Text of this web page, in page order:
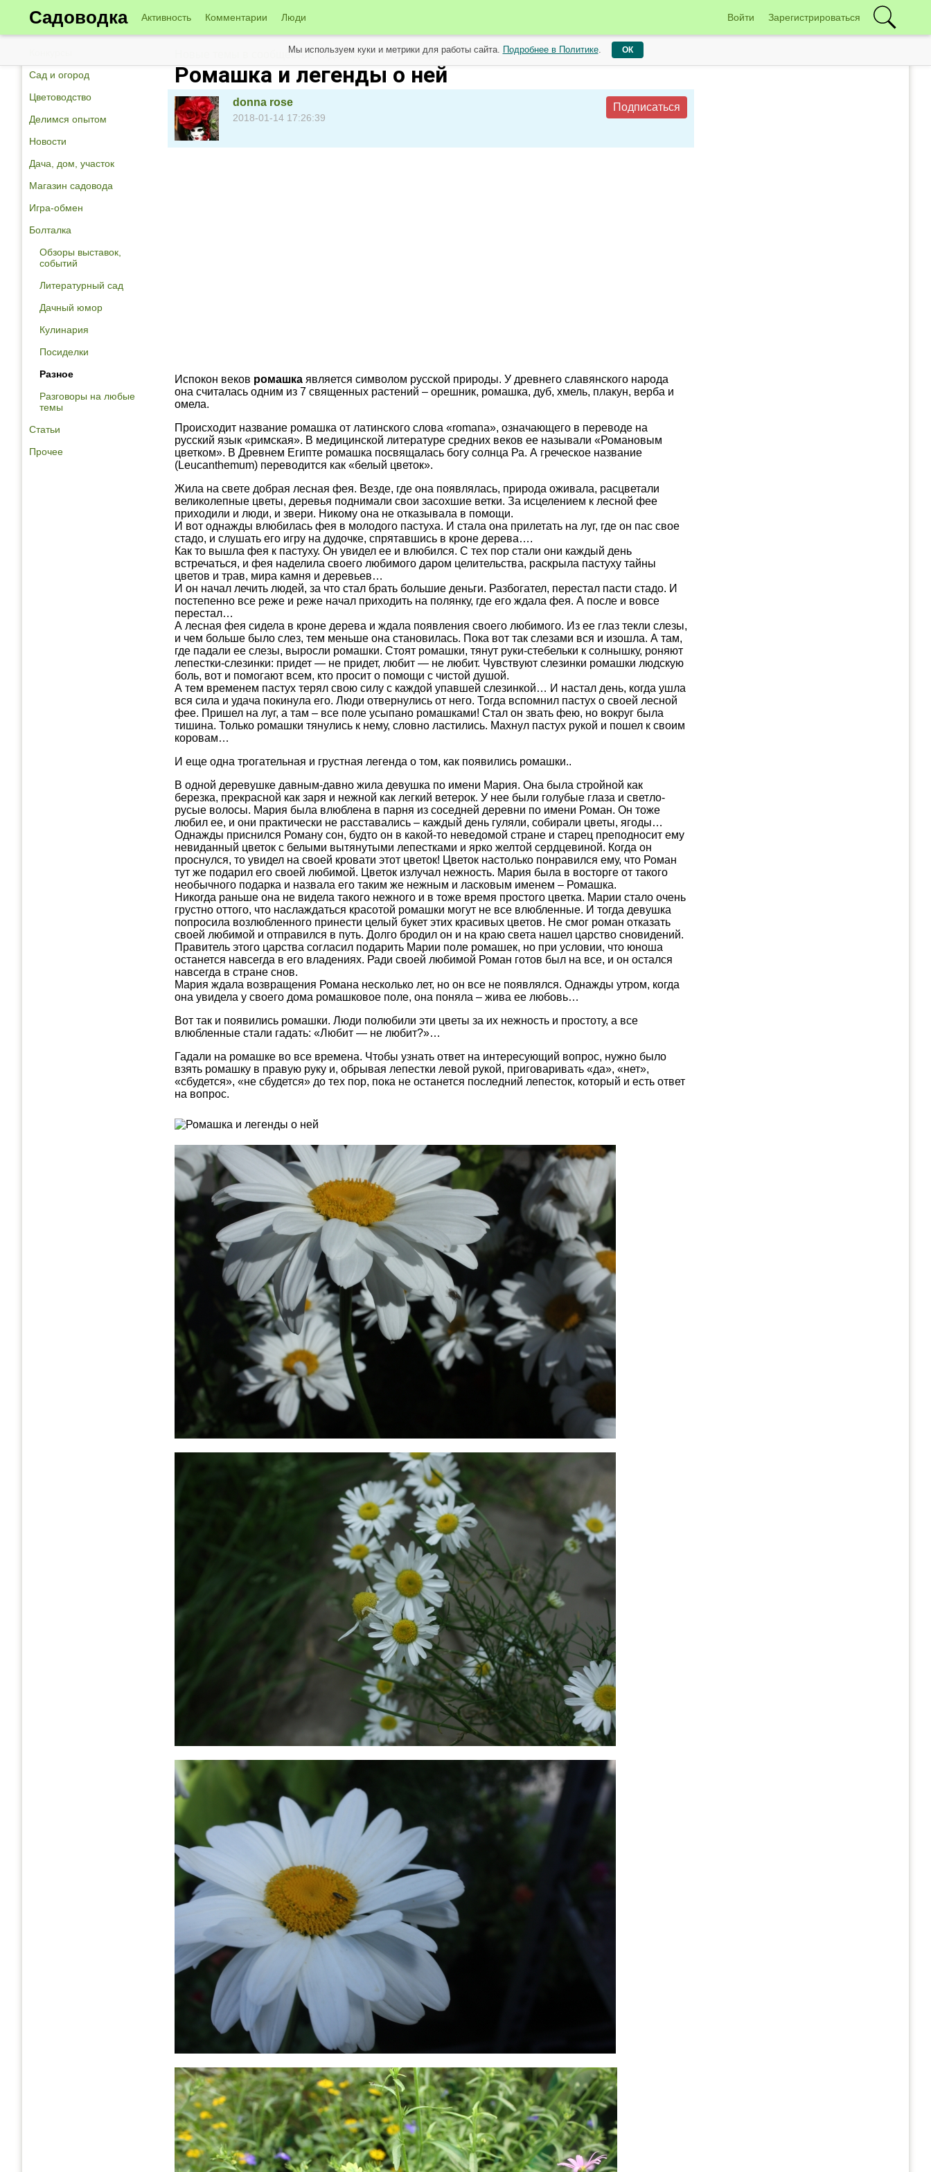
Садоводка Активность Комментарии Люди Войти Зарегистрироваться
Сад и огород
Цветоводство
Делимся опытом
Новости
Дача, дом, участок
Магазин садовода
Игра-обмен
Болталка
Обзоры выставок,
событий
Литературный сад
Дачный юмор
Кулинария
Посиделки
Разное
Разговоры на любые
темы
Статьи
Прочее
Новые темы в сообществе садоводов от 15 января
Ромашка и легенды о ней
donna rose
2018-01-14 17:26:39
Подписаться
Испокон веков ромашка является символом русской природы. У древнего славянского народа
она считалась одним из 7 священных растений – орешник, ромашка, дуб, хмель, плакун, верба и
омела.
Происходит название ромашка от латинского слова «romana», означающего в переводе на
русский язык «римская». В медицинской литературе средних веков ее называли «Романовым
цветком». В Древнем Египте ромашка посвящалась богу солнца Ра. А греческое название
(Leucanthemum) переводится как «белый цветок».
Жила на свете добрая лесная фея. Везде, где она появлялась, природа оживала, расцветали
великолепные цветы, деревья поднимали свои засохшие ветки. За исцелением к лесной фее
приходили и люди, и звери. Никому она не отказывала в помощи.
И вот однажды влюбилась фея в молодого пастуха. И стала она прилетать на луг, где он пас свое
стадо, и слушать его игру на дудочке, спрятавшись в кроне дерева….
Как то вышла фея к пастуху. Он увидел ее и влюбился. С тех пор стали они каждый день
встречаться, и фея наделила своего любимого даром целительства, раскрыла пастуху тайны
цветов и трав, мира камня и деревьев…
И он начал лечить людей, за что стал брать большие деньги. Разбогател, перестал пасти стадо. И
постепенно все реже и реже начал приходить на полянку, где его ждала фея. А после и вовсе
перестал…
А лесная фея сидела в кроне дерева и ждала появления своего любимого. Из ее глаз текли слезы,
и чем больше было слез, тем меньше она становилась. Пока вот так слезами вся и изошла. А там,
где падали ее слезы, выросли ромашки. Стоят ромашки, тянут руки-стебельки к солнышку, роняют
лепестки-слезинки: придет — не придет, любит — не любит. Чувствуют слезинки ромашки людскую
боль, вот и помогают всем, кто просит о помощи с чистой душой.
А тем временем пастух терял свою силу с каждой упавшей слезинкой… И настал день, когда ушла
вся сила и удача покинула его. Люди отвернулись от него. Тогда вспомнил пастух о своей лесной
фее. Пришел на луг, а там – все поле усыпано ромашками! Стал он звать фею, но вокруг была
тишина. Только ромашки тянулись к нему, словно ластились. Махнул пастух рукой и пошел к своим
коровам…
И еще одна трогательная и грустная легенда о том, как появились ромашки..
В одной деревушке давным-давно жила девушка по имени Мария. Она была стройной как
березка, прекрасной как заря и нежной как легкий ветерок. У нее были голубые глаза и светло-
русые волосы. Мария была влюблена в парня из соседней деревни по имени Роман. Он тоже
любил ее, и они практически не расставались – каждый день гуляли, собирали цветы, ягоды…
Однажды приснился Роману сон, будто он в какой-то неведомой стране и старец преподносит ему
невиданный цветок с белыми вытянутыми лепестками и ярко желтой сердцевиной. Когда он
проснулся, то увидел на своей кровати этот цветок! Цветок настолько понравился ему, что Роман
тут же подарил его своей любимой. Цветок излучал нежность. Мария была в восторге от такого
необычного подарка и назвала его таким же нежным и ласковым именем – Ромашка.
Никогда раньше она не видела такого нежного и в тоже время простого цветка. Марии стало очень
грустно оттого, что наслаждаться красотой ромашки могут не все влюбленные. И тогда девушка
попросила возлюбленного принести целый букет этих красивых цветов. Не смог роман отказать
своей любимой и отправился в путь. Долго бродил он и на краю света нашел царство сновидений.
Правитель этого царства согласил подарить Марии поле ромашек, но при условии, что юноша
останется навсегда в его владениях. Ради своей любимой Роман готов был на все, и он остался
навсегда в стране снов.
Мария ждала возвращения Романа несколько лет, но он все не появлялся. Однажды утром, когда
она увидела у своего дома ромашковое поле, она поняла – жива ее любовь…
Вот так и появились ромашки. Люди полюбили эти цветы за их нежность и простоту, а все
влюбленные стали гадать: «Любит — не любит?»…
Гадали на ромашке во все времена. Чтобы узнать ответ на интересующий вопрос, нужно было
взять ромашку в правую руку и, обрывая лепестки левой рукой, приговаривать «да», «нет»,
«сбудется», «не сбудется» до тех пор, пока не останется последний лепесток, который и есть ответ
на вопрос.
Мы используем куки и метрики для работы сайта. Подробнее в Политике. ОК